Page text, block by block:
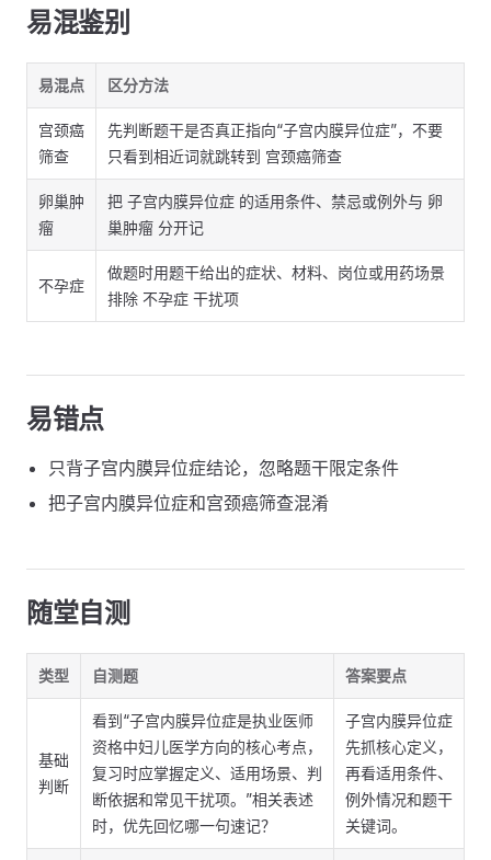
易混鉴别
易混点 区分方法
宫颈癌
筛查
先判断题干是否真正指向“子宫内膜异位症”，不要
只看到相近词就跳转到 宫颈癌筛查
卵巢肿
瘤
把 子宫内膜异位症 的适用条件、禁忌或例外与 卵
巢肿瘤 分开记
不孕症
做题时用题干给出的症状、材料、岗位或用药场景
排除 不孕症 干扰项
易错点
只背子宫内膜异位症结论，忽略题干限定条件
把子宫内膜异位症和宫颈癌筛查混淆
随堂自测
类型 自测题 答案要点
基础
判断
看到“子宫内膜异位症是执业医师
资格中妇儿医学方向的核心考点，
复习时应掌握定义、适用场景、判
断依据和常见干扰项。”相关表述
时，优先回忆哪一句速记？
子宫内膜异位症
先抓核心定义，
再看适用条件、
例外情况和题干
关键词。